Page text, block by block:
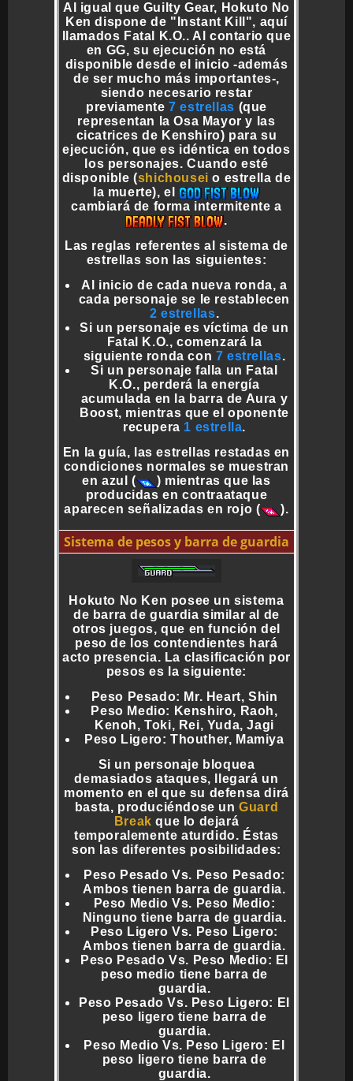
Al igual que Guilty Gear, Hokuto No
Ken dispone de "Instant Kill", aquí
llamados Fatal K.O.. Al contario que
en GG, su ejecución no está
disponible desde el inicio -además
de ser mucho más importantes-,
siendo necesario restar
previamente7 estrellas (que
representan la Osa Mayor y las
cicatrices de Kenshiro) para su
ejecución, que es idéntica en todos
los personajes. Cuando esté
disponible (shichousei o estrella de
la muerte), el
cambiará de forma intermitente a
.
Las reglas referentes al sistema de
estrellas son las siguientes:
Al inicio de cada nueva ronda, a
cada personaje se le restablecen
2 estrellas.
Si un personaje es víctima de un
Fatal K.O., comenzará la
siguiente ronda con 7 estrellas.
Si un personaje falla un Fatal
K.O., perderá la energía
acumulada en la barra de Aura y
Boost, mientras que el oponente
recupera 1 estrella.
En la guía, las estrellas restadas en
condiciones normales se muestran
en azul (
) mientras que las
producidas en contraataque
aparecen señalizadas en rojo (
).
Sistema de pesos y barra de guardia
Hokuto No Ken posee un sistema
de barra de guardia similar al de
otros juegos, que en función del
peso de los contendientes hará
acto presencia. La clasificación por
pesos es la siguiente:
Peso Pesado: Mr. Heart, Shin
Peso Medio: Kenshiro, Raoh,
Kenoh, Toki, Rei, Yuda, Jagi
Peso Ligero: Thouther, Mamiya
Si un personaje bloquea
demasiados ataques, llegará un
momento en el que su defensa dirá
basta, produciéndose unGuard
Break que lo dejará
temporalemente aturdido. Éstas
son las diferentes posibilidades:
Peso Pesado Vs. Peso Pesado:
Ambos tienen barra de guardia.
Peso Medio Vs. Peso Medio:
Ninguno tiene barra de guardia.
Peso Ligero Vs. Peso Ligero:
Ambos tienen barra de guardia.
Peso Pesado Vs. Peso Medio: El
peso medio tiene barra de
guardia.
Peso Pesado Vs. Peso Ligero: El
peso ligero tiene barra de
guardia.
Peso Medio Vs. Peso Ligero: El
peso ligero tiene barra de
guardia.